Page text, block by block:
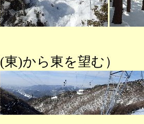
(東)から東を望む）